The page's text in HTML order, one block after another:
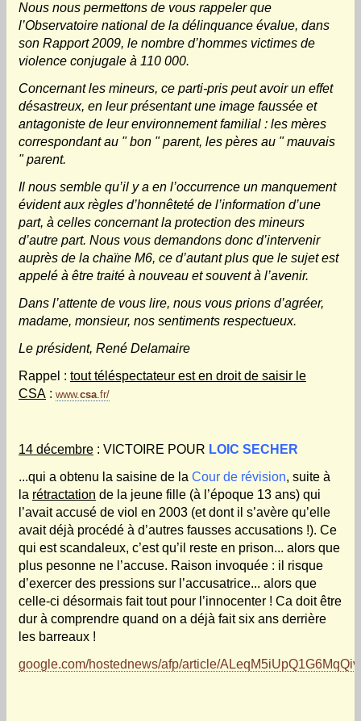
Nous nous permettons de vous rappeler que
l’Observatoire national de la délinquance évalue, dans
son Rapport 2009, le nombre d’hommes victimes de
violence conjugale à 110 000.
Concernant les mineurs, ce parti-pris peut avoir un effet
désastreux, en leur présentant une image faussée et
antagoniste de leur environnement familial : les mères
correspondant au " bon " parent, les pères au " mauvais
" parent.
Il nous semble qu’il y a en l’occurrence un manquement
évident aux règles d’honnêteté de l’information d’une
part, à celles concernant la protection des mineurs
d’autre part. Nous vous demandons donc d’intervenir
auprès de la chaïne M6, ce d’autant plus que le sujet est
appelé à être traité à nouveau et souvent à l’avenir.
Dans l’attente de vous lire, nous vous prions d’agréer,
madame, monsieur, nos sentiments respectueux.
Le président, René Delamaire
Rappel : tout téléspectateur est en droit de saisir le
CSA : www.csa .fr/
14 décembre : VICTOIRE POUR LOIC SECHER
...qui a obtenu la saisine de la Cour de révision, suite à
la rétractation de la jeune fille (à l’époque 13 ans) qui
l’avait accusé de viol en 2003 (et dont il s’avère qu’elle
avait déjà procédé à d’autres fausses accusations !). Ce
qui est scandaleux, c’est qu’il reste en prison... alors que
plus pesonne ne l’accuse. Raison invoquée : il risque
d’exercer des pressions sur l’accusatrice... alors que
celle-ci désormais fait tout pour l’innocenter ! Ca doit être
dur à comprendre quand on a déjà fait six ans derrière
les barreaux !
google.com/hostednews/afp/article/